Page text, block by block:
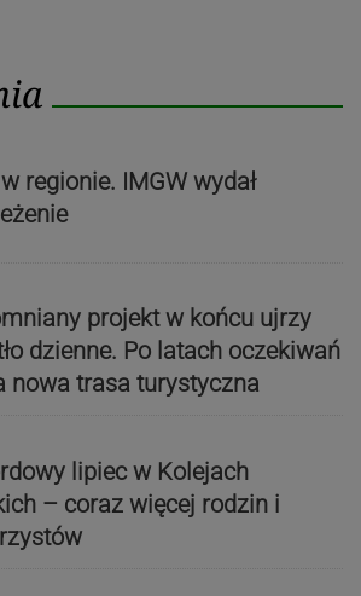
w regionie. IMGW wydał
projekt w końcu ujrzy
dzienne. Po latach oczekiwań
nowa trasa turystyczna
lipiec w Kolejach
– coraz więcej rodzin i